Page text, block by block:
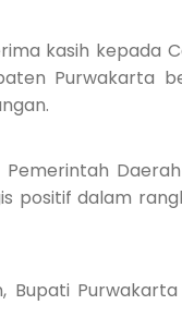
kasih kepada
Purwakarta
positif dalam
Bupati